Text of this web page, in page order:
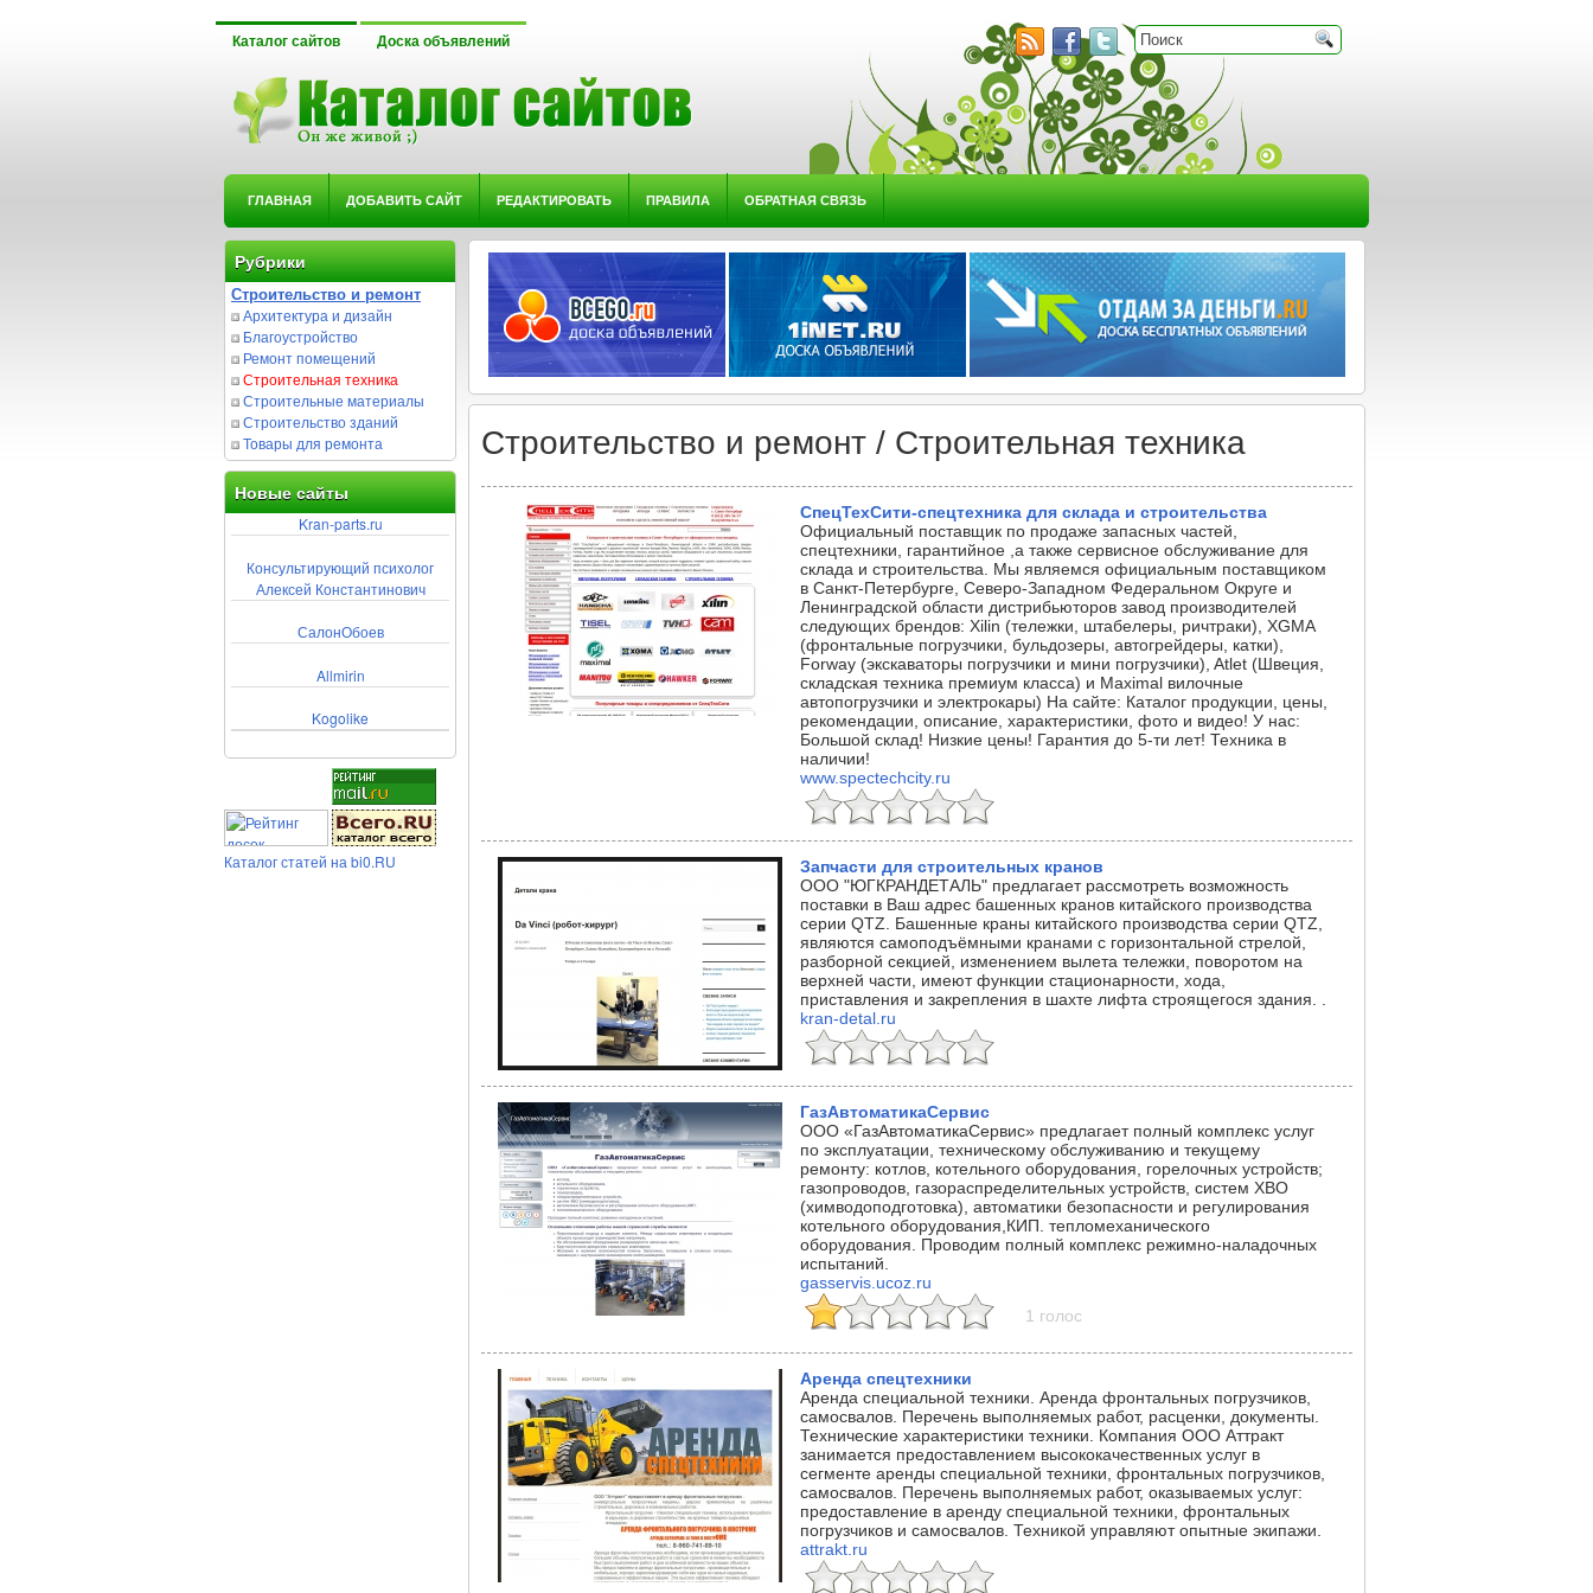
Каталог сайтов Доска объявлений
ГЛАВНАЯ ДОБАВИТЬ САЙТ РЕДАКТИРОВАТЬ ПРАВИЛА ОБРАТНАЯ СВЯЗЬ
Рубрики
Строительство и ремонт
Архитектура и дизайн
Благоустройство
Ремонт помещений
Строительная техника
Строительные материалы
Строительство зданий
Товары для ремонта
Новые сайты
Kran-parts.ru
Консультирующий психолог
Алексей Константинович
СалонОбоев
Allmirin
Kogolike
Каталог статей на bi0.RU
Строительство и ремонт / Строительная техника
СпецТехСити-спецтехника для склада и строительства
Официальный поставщик по продаже запасных частей,
спецтехники, гарантийное ,а также сервисное обслуживание для
склада и строительства. Мы являемся официальным поставщиком
в Санкт-Петербурге, Северо-Западном Федеральном Округе и
Ленинградской области дистрибьюторов завод производителей
следующих брендов: Xilin (тележки, штабелеры, ричтраки), XGMA
(фронтальные погрузчики, бульдозеры, автогрейдеры, катки),
Forway (экскаваторы погрузчики и мини погрузчики), Atlet (Швеция,
складская техника премиум класса) и Maximal вилочные
автопогрузчики и электрокары) На сайте: Каталог продукции, цены,
рекомендации, описание, характеристики, фото и видео! У нас:
Большой склад! Низкие цены! Гарантия до 5-ти лет! Техника в
наличии!
www.spectechcity.ru
Запчасти для строительных кранов
ООО "ЮГКРАНДЕТАЛЬ" предлагает рассмотреть возможность
поставки в Ваш адрес башенных кранов китайского производства
серии QTZ. Башенные краны китайского производства серии QTZ,
являются самоподъёмными кранами с горизонтальной стрелой,
разборной секцией, изменением вылета тележки, поворотом на
верхней части, имеют функции стационарности, хода,
приставления и закрепления в шахте лифта строящегося здания. .
kran-detal.ru
ГазАвтоматикаСервис
ООО «ГазАвтоматикаСервис» предлагает полный комплекс услуг
по эксплуатации, техническому обслуживанию и текущему
ремонту: котлов, котельного оборудования, горелочных устройств;
газопроводов, газораспределительных устройств, систем ХВО
(химводоподготовка), автоматики безопасности и регулирования
котельного оборудования,КИП. тепломеханического
оборудования. Проводим полный комплекс режимно-наладочных
испытаний.
gasservis.ucoz.ru
1 голос
Аренда спецтехники
Аренда специальной техники. Аренда фронтальных погрузчиков,
самосвалов. Перечень выполняемых работ, расценки, документы.
Технические характеристики техники. Компания ООО Аттракт
занимается предоставлением высококачественных услуг в
сегменте аренды специальной техники, фронтальных погрузчиков,
самосвалов. Перечень выполняемых работ, оказываемых услуг:
предоставление в аренду специальной техники, фронтальных
погрузчиков и самосвалов. Техникой управляют опытные экипажи.
attrakt.ru